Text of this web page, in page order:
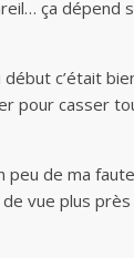
ça dépend
début c’était
pour casser
peu de ma
vue plus près